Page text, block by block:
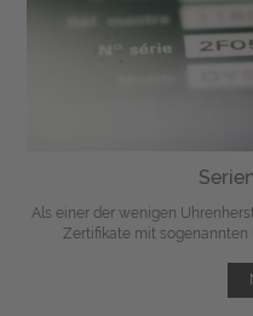
Als einer der wenigen
Zertifikate mit sogenannten